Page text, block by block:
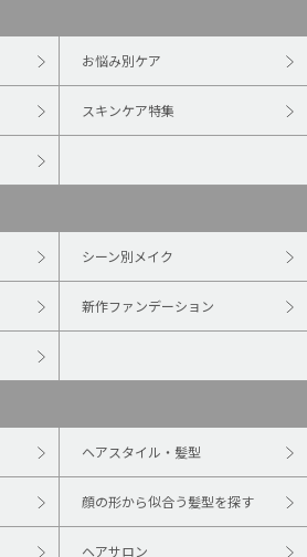
お悩み別ケア
スキンケア特集
シーン別メイク
新作ファンデーション
ヘアスタイル・髪型
顔の形から似合う髪型を探す
ヘアサロン